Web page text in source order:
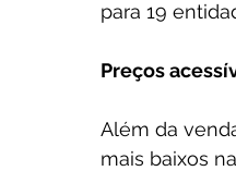
para 19
Preços
Além da
mais baixos